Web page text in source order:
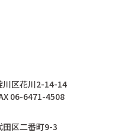
川区花川2-14-14
06-6471-4508
田区二番町9-3